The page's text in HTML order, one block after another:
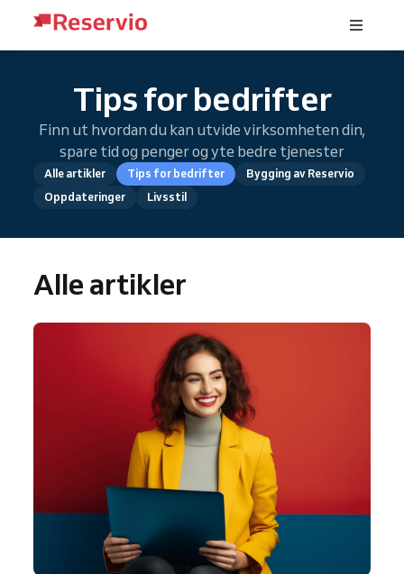
Tips for bedrifter
Finn ut hvordan du kan utvide virksomheten din,
spare tid og penger og yte bedre tjenester
Alle artikler Tips for bedrifter
Bygging av Reservio
Oppdateringer
Livsstil
Alle artikler